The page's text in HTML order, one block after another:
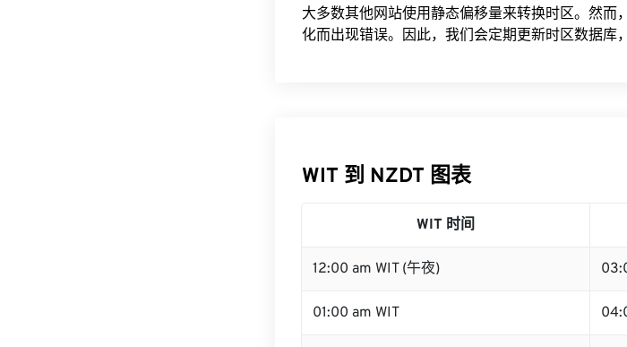
大多数其他网站使用静态偏移量来转换时区。然而
化而出现错误。因此，我们会定期更新时区数据库
WIT 到 NZDT 图表
WIT 时间
12:00 am WIT (午夜)
01:00 am WIT